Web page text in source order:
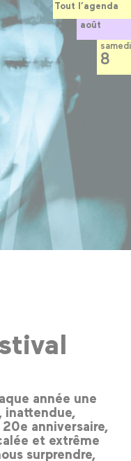
année une
inattendue,
anniversaire,
et extrême
surprendre,
Tout l’agenda
août
samedi
8